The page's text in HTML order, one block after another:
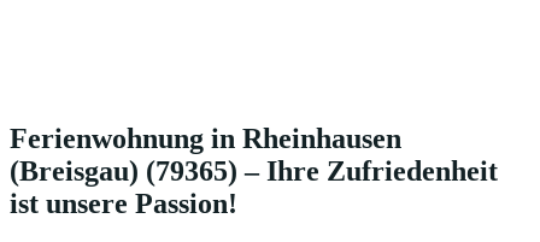
Ferienwohnung in Rheinhausen
(Breisgau) (79365) – Ihre Zufriedenheit
ist unsere Passion!